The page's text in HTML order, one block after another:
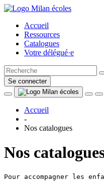
Accueil
Ressources
Catalogues
Votre délégué·e
Se connecter
Accueil
-
Nos catalogues
Nos
Pour accompagner les